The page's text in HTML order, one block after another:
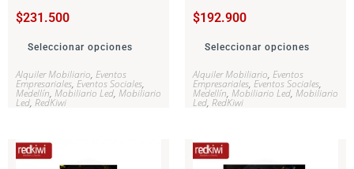
$231.500
Seleccionar opciones
Alquiler Mobiliario, Eventos
Empresariales, Eventos Sociales,
Medellín, Mobiliario Led, Mobiliario
Led, RedKiwi
$192.900
Seleccionar opciones
Alquiler Mobiliario, Eventos
Empresariales, Eventos Sociales,
Medellín, Mobiliario Led, Mobiliario
Led, RedKiwi